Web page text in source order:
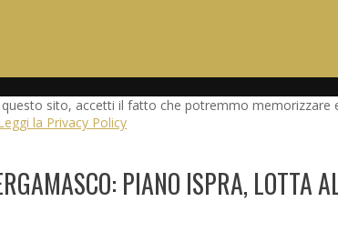
sito, accetti il fatto che potremmo
la Privacy Policy
PIANO ISPRA, LOTTA